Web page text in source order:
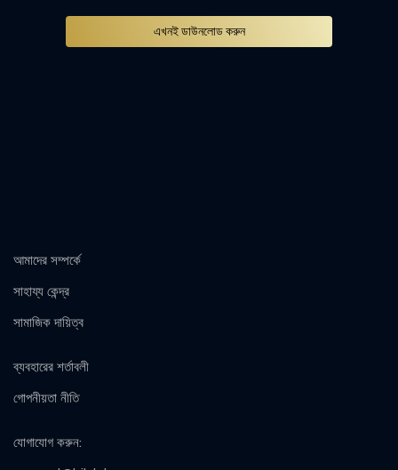
এখনই ডাউনলোড করুন
আমাদের সম্পর্কে
সাহায্য কেন্দ্র
সামাজিক দায়িত্ব
ব্যবহারের শর্তাবলী
গোপনীয়তা নীতি
যোগাযোগ করুন: